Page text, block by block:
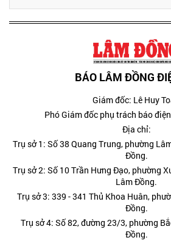
BÁO LÂM ĐỒNG
Giám đốc: Lê Huy
Phó Giám đốc phụ trách báo
Địa chỉ:
Trụ sở 1: Số 38 Quang Trung, phường
Đồng.
Trụ sở 2: Số 10 Trần Hưng Đạo, phường
Lâm Đồng.
Trụ sở 3: 339 - 341 Thủ Khoa Huân,
Đồng.
Trụ sở 4: Số 82, đường 23/3, phường
Đồng.